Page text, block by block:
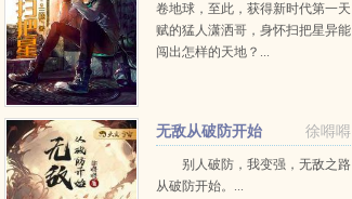
卷地球，至此，获得新时代第一天
赋的猛人潇洒哥，身怀扫把星异能
闯出怎样的天地？...
徐嘚嘚
无敌从破防开始
别人破防，我变强，无敌之路
从破防开始。...